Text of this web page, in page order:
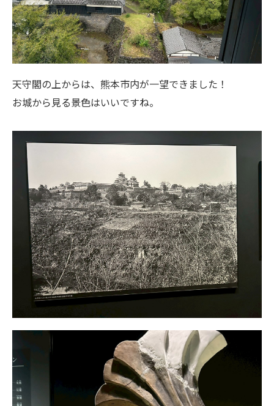
天守閣の上からは、熊本市内が一望できました！
お城から見る景色はいいですね。